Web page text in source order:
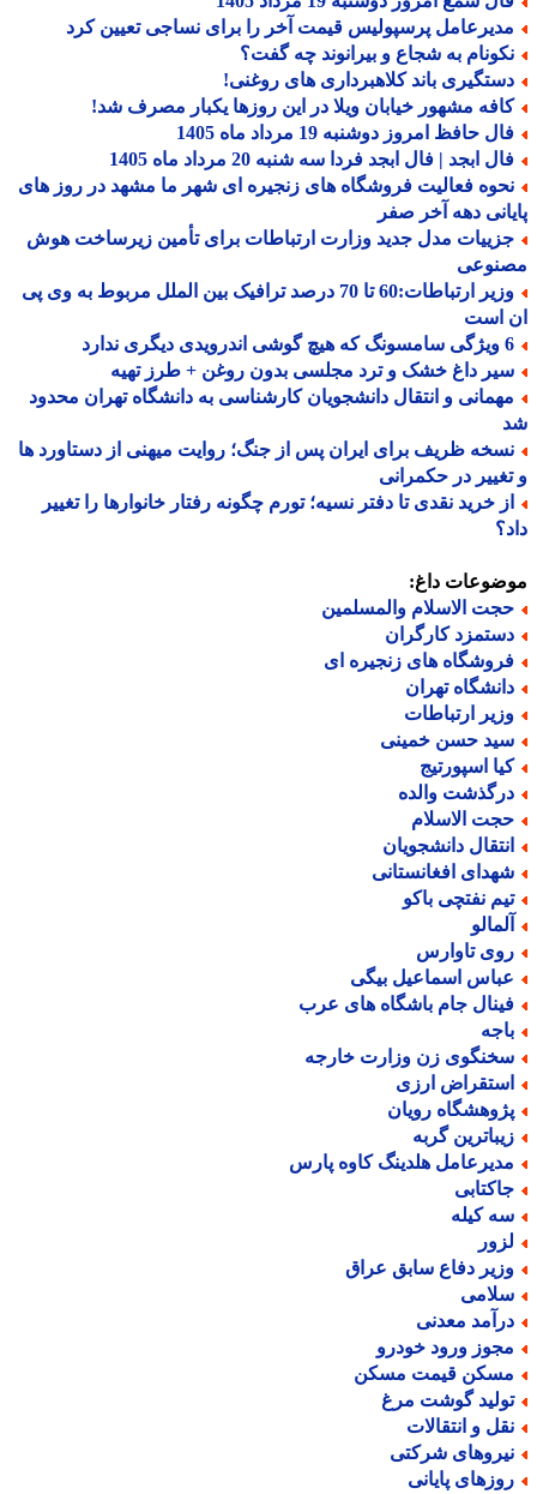
پرسپولیس قیمت آخر را برای نساجی تعیین کرد
به شجاع و بیرانوند چه گفت؟
باند کلاهبرداری های روغنی!
مشهور خیابان ویلا در این روزها یکبار مصرف شد!
حافظ امروز دوشنبه 19 مرداد ماه 1405
ابجد | فال ابجد فردا سه شنبه 20 مرداد ماه 1405
فعالیت فروشگاه های زنجیره ای شهر ما مشهد در روز های
دهه آخر صفر
مدل جدید وزارت ارتباطات برای تأمین زیرساخت هوش
وزیر ارتباطات:60 تا 70 درصد ترافیک بین الملل مربوط به وی پی
است
داغ خشک و ترد مجلسی بدون روغن + طرز تهیه
و انتقال دانشجویان کارشناسی به دانشگاه تهران محدود
ظریف برای ایران پس از جنگ؛ روایت میهنی از دستاورد ها
در حکمرانی
خرید نقدی تا دفتر نسیه؛ تورم چگونه رفتار خانوارها را تغییر
داغ:
الاسلام والمسلمین
کارگران
های زنجیره ای
تهران
ارتباطات
حسن خمینی
اسپورتیج
والده
الاسلام
دانشجویان
افغانستانی
نفتچی باکو
تاوارس
اسماعیل بیگی
جام باشگاه های عرب
زن وزارت خارجه
ارزی
رویان
گربه
هلدینگ کاوه پارس
کیله
دفاع سابق عراق
معدنی
ورود خودرو
قیمت مسکن
گوشت مرغ
و انتقالات
شرکتی
پایانی